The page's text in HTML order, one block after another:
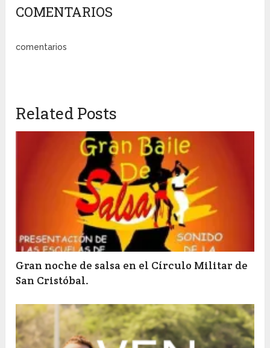
COMENTARIOS
comentarios
Related Posts
Gran noche de salsa en el Círculo Militar de
San Cristóbal.